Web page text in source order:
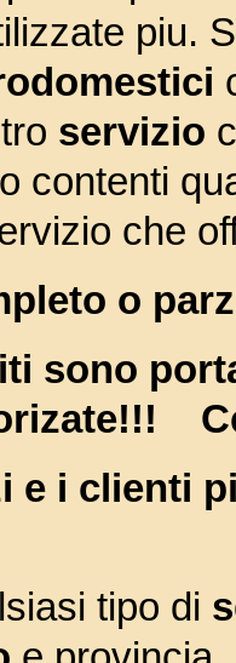
piu.
servizio
contenti
che
o
sono
e i clienti
tipo di